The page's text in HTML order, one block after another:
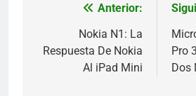
Navegación
entradas
Anterior:
Nokia N1: La
Respuesta De Nokia
Al iPad Mini
Pro
Dos